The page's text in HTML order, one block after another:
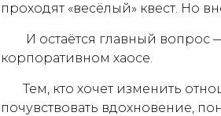
проходят «весёлый» квест. Но
И остаётся главный вопрос
корпоративном хаосе.
Тем, кто хочет изменить
почувствовать вдохновение,